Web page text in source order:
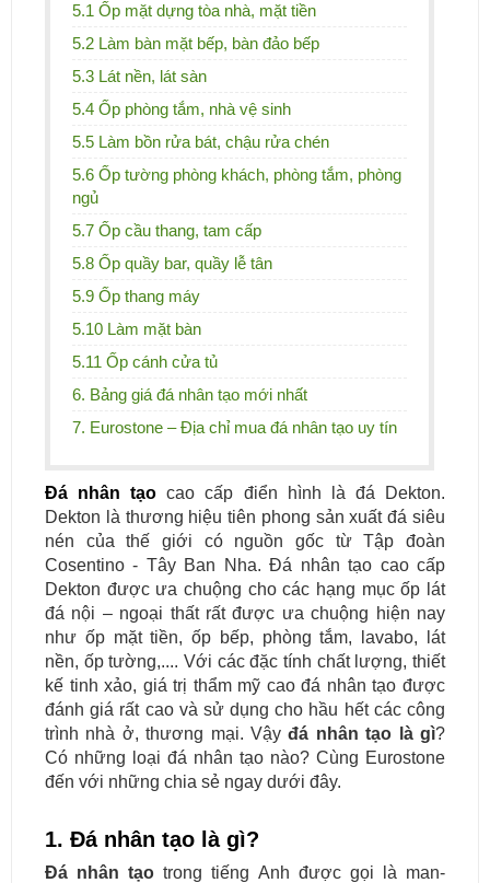
5.1 Ốp mặt dựng tòa nhà, mặt tiền
5.2 Làm bàn mặt bếp, bàn đảo bếp
5.3 Lát nền, lát sàn
5.4 Ốp phòng tắm, nhà vệ sinh
5.5 Làm bồn rửa bát, chậu rửa chén
5.6 Ốp tường phòng khách, phòng tắm, phòng
ngủ
5.7 Ốp cầu thang, tam cấp
5.8 Ốp quầy bar, quầy lễ tân
5.9 Ốp thang máy
5.10 Làm mặt bàn
5.11 Ốp cánh cửa tủ
6. Bảng giá đá nhân tạo mới nhất
7. Eurostone – Địa chỉ mua đá nhân tạo uy tín
Đá nhân tạo cao cấp điển hình là đá Dekton.
Dekton là thương hiệu tiên phong sản xuất đá siêu
nén của thế giới có nguồn gốc từ Tập đoàn
Cosentino - Tây Ban Nha. Đá nhân tạo cao cấp
Dekton được ưa chuộng cho các hạng mục ốp lát
đá nội – ngoại thất rất được ưa chuộng hiện nay
như ốp mặt tiền, ốp bếp, phòng tắm, lavabo, lát
nền, ốp tường,.... Với các đặc tính chất lượng, thiết
kế tinh xảo, giá trị thẩm mỹ cao đá nhân tạo được
đánh giá rất cao và sử dụng cho hầu hết các công
trình nhà ở, thương mại. Vậyđá nhân tạo là gì?
Có những loại đá nhân tạo nào? Cùng Eurostone
đến với những chia sẻ ngay dưới đây.
1. Đá nhân tạo là gì?
Đá nhân tạo trong tiếng Anh được gọi là man-